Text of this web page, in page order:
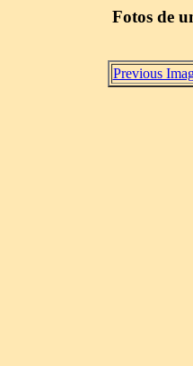
Fotos de
Previous